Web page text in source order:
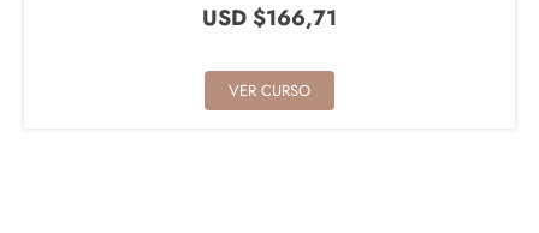
USD $166,71
VER CURSO